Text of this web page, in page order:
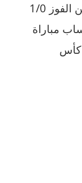
تمكن نادي النهضة البركانية من الفوز 1/0
مباراة
للدور 32 من كأس